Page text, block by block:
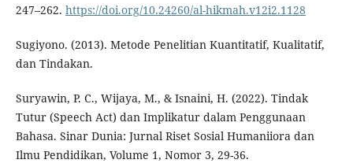
247–262. https://doi.org/10.24260/al-hikmah.v12i2.1128
Sugiyono. (2013). Metode Penelitian Kuantitatif, Kualitatif,
dan Tindakan.
Suryawin, P. C., Wijaya, M., & Isnaini, H. (2022). Tindak
Tutur (Speech Act) dan Implikatur dalam Penggunaan
Bahasa. Sinar Dunia: Jurnal Riset Sosial Humaniiora dan
Ilmu Pendidikan, Volume 1, Nomor 3, 29-36.